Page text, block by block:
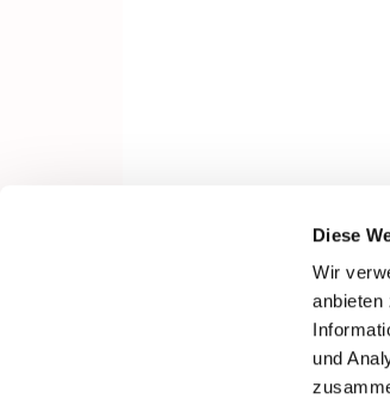
Diese
Wir
anbieten
und